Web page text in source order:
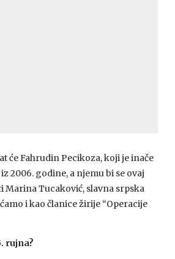
će Fahrudin Pecikoza, koji je inače
2006. godine, a njemu bi se ovaj
Tucaković, slavna srpska
i kao članice žirije “Operacije
rujna?